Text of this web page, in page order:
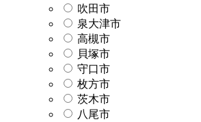
吹田市
泉大津市
高槻市
貝塚市
守口市
枚方市
茨木市
八尾市